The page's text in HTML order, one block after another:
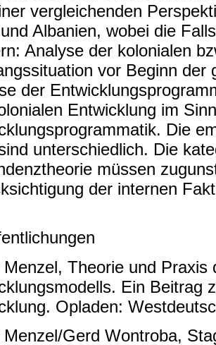
vergleichenden
Albanien, wobei die
Analyse der kolonialen
vor Beginn der
der
Entwicklung im
Die
unterschiedlich. Die
müssen
der internen
Menzel, Theorie und Praxis
Ein Beitrag
Opladen:
Menzel/Gerd Wontroba,